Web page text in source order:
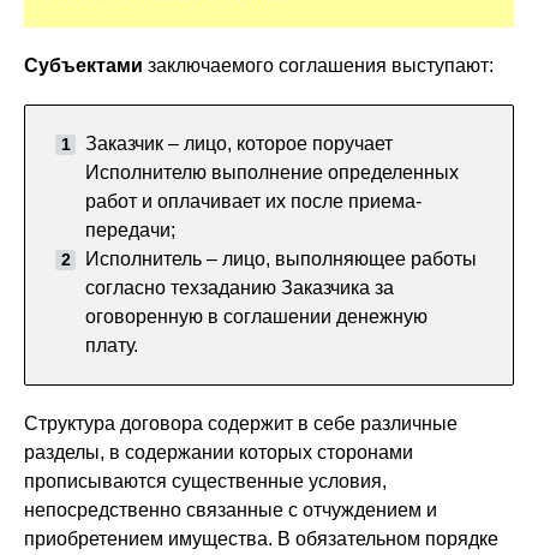
Субъектами заключаемого соглашения выступают:
Заказчик – лицо, которое поручает
Исполнителю выполнение определенных
работ и оплачивает их после приема-
передачи;
Исполнитель – лицо, выполняющее работы
согласно техзаданию Заказчика за
оговоренную в соглашении денежную
плату.
Структура договора содержит в себе различные
разделы, в содержании которых сторонами
прописываются существенные условия,
непосредственно связанные с отчуждением и
приобретением имущества. В обязательном порядке